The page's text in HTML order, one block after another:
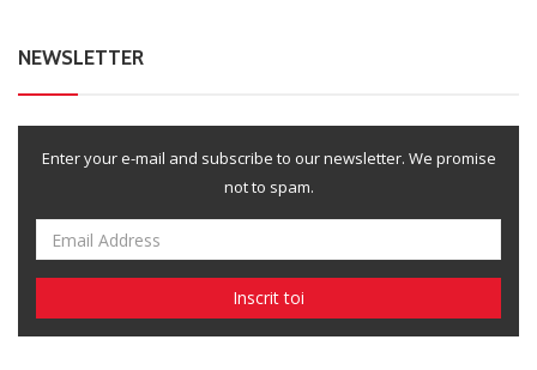
NEWSLETTER
Enter your e-mail and subscribe to our newsletter. We promise
not to spam.